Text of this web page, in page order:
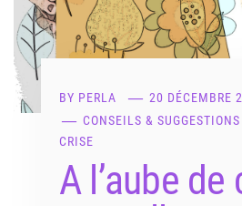
BY PERLA
20 DÉCEMBRE
CONSEILS &
CRISE
A l’aube de